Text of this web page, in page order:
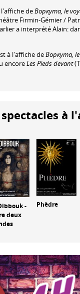
deВоркута, le
Firmin-Gémier /
a interprété Alain:
à l'affiche deВоркута, le
encoreLes Pieds devant
à
-
deux
Phèdre